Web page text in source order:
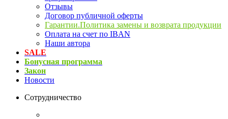
Отзывы
Договор публичной оферты
Гарантии.Политика замены и возврата продукции
Оплата на счет по IBAN
Наши автора
SALE
Бонусная программа
Закон
Новости
Сотрудничество